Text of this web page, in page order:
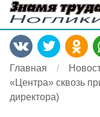
Главная
«Центра» сквозь
директора)